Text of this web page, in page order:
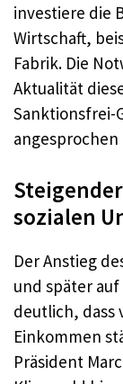
investiere die
Wirtschaft,
Fabrik. Die
Aktualität
Sanktionsfrei-
sozialen
Der Anstieg
und später auf
deutlich, dass
Einkommen
Präsident